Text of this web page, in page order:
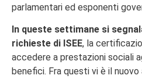
parlamentari ed esponenti
In queste settimane si
richieste di ISEE, la
accedere a prestazioni sociali
benefici. Fra questi vi è il